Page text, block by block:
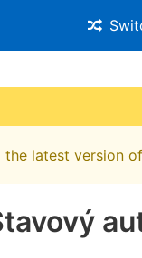
the latest version